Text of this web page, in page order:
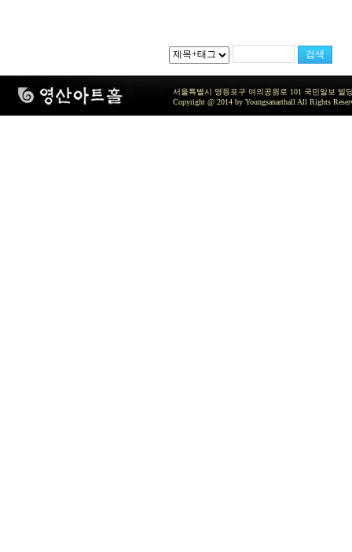
서울특별시 영등포구 여의공원로 101 국민일보 빌
Copyright @ 2014 by Youngsanarthall All Rights